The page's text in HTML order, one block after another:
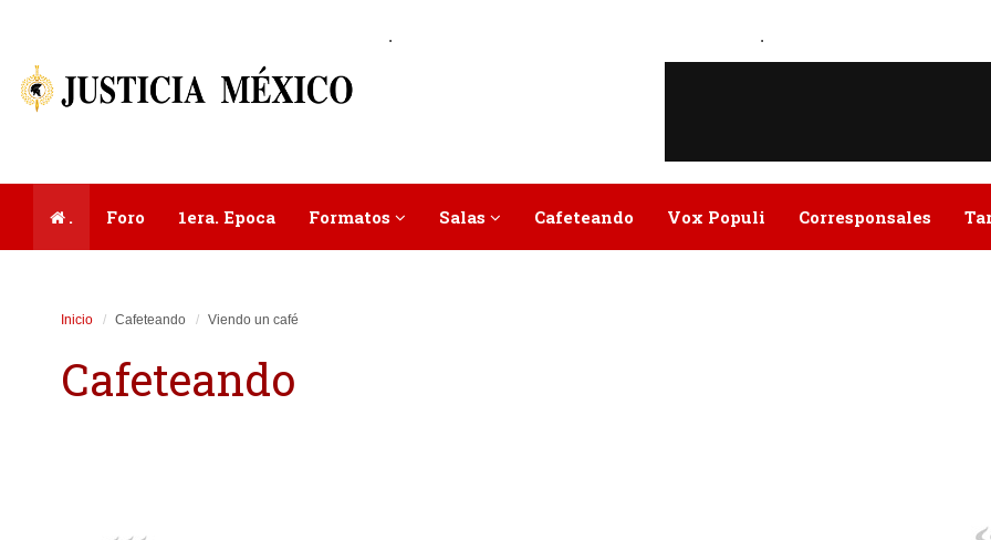
. .
. Foro 1era. Epoca Formatos Salas Cafeteando Vox Populi Corresponsales
Inicio Cafeteando Viendo un café
Cafeteando